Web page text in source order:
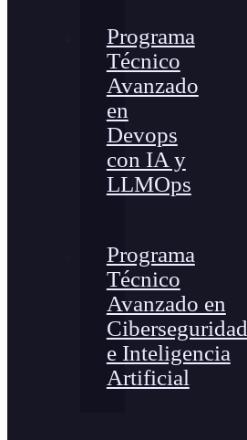
Programa
Técnico
Avanzado
en
Devops
con IA y
LLMOps
Programa
Técnico
Avanzado en
Ciberseguridad
e Inteligencia
Artificial